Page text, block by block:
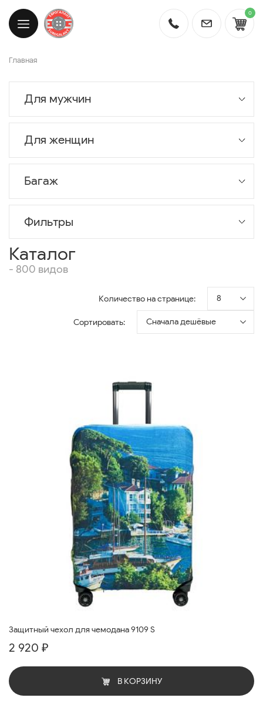
0
Главная
Для мужчин
Для женщин
Багаж
Фильтры
Каталог
- 800 видов
Количество на странице: 8
Сортировать: Сначала дешёвые
Защитный чехол для чемодана 9109 S
2 920 ₽
В КОРЗИНУ